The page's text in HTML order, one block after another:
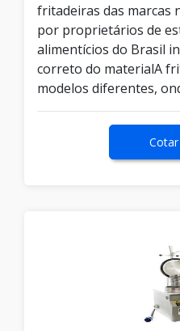
fritadeiras das marcas
por proprietários de
alimentícios do Brasil
correto do materialA
modelos diferentes,